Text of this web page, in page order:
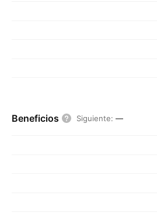
Beneficios Siguiente: —